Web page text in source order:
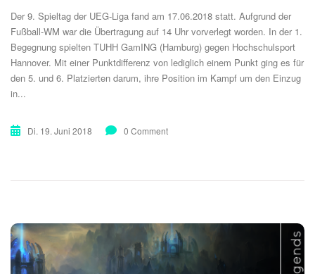
Der 9. Spieltag der UEG-Liga fand am 17.06.2018 statt. Aufgrund der
Fußball-WM war die Übertragung auf 14 Uhr vorverlegt worden. In der 1.
Begegnung spielten TUHH GamING (Hamburg) gegen Hochschulsport
Hannover. Mit einer Punktdifferenz von lediglich einem Punkt ging es für
den 5. und 6. Platzierten darum, ihre Position im Kampf um den Einzug
in...
Di. 19. Juni 2018 0 Comment